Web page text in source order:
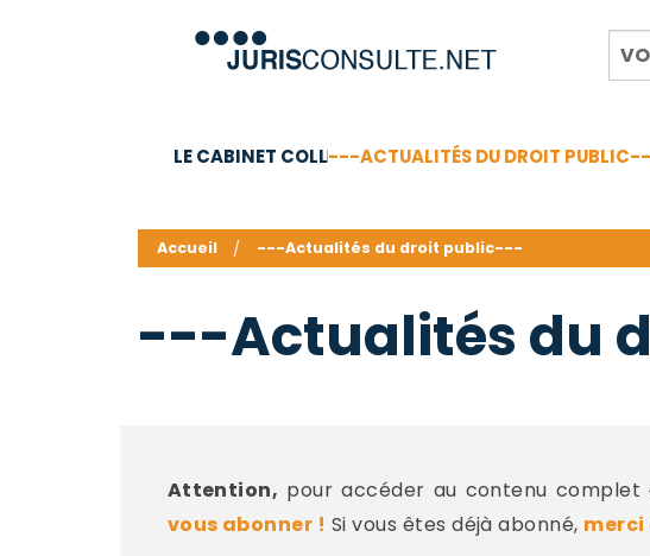
LE CABINET COLL---ACTUALITÉS DU DROIT
Accueil ---Actualités du droit public---
---Actualités du
Attention, pour accéder au contenu complet
vous abonner ! Si vous êtes déjà abonné, merci